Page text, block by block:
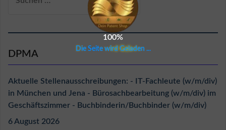
100%
Die Seite wird Geladen ...
nach:
DPMA
Aktuelle Stellenausschreibungen: - IT-Fachleute (w/m/div)
in München und Jena - Bürosachbearbeitung (w/m/div) im
Geschäftszimmer - Buchbinderin/Buchbinder (w/m/div)
6 August 2026